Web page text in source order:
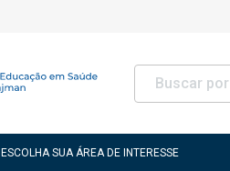
ESCOLHA SUA ÁREA DE INTERESSE